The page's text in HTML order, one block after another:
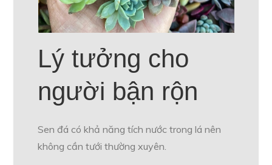
Lý tưởng cho
người bận rộn
Sen đá có khả năng tích nước trong lá nên
không cần tưới thường xuyên.